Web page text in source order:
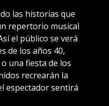
las historias que
repertorio musical
el público se verá
de los años 40,
una fiesta de los
recrearán la
espectador sentirá